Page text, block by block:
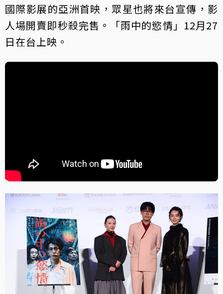
國際影展的亞洲首映，眾星也將來台宣傳，影
人場開賣即秒殺完售。「雨中的慾情」12月27
日在台上映。